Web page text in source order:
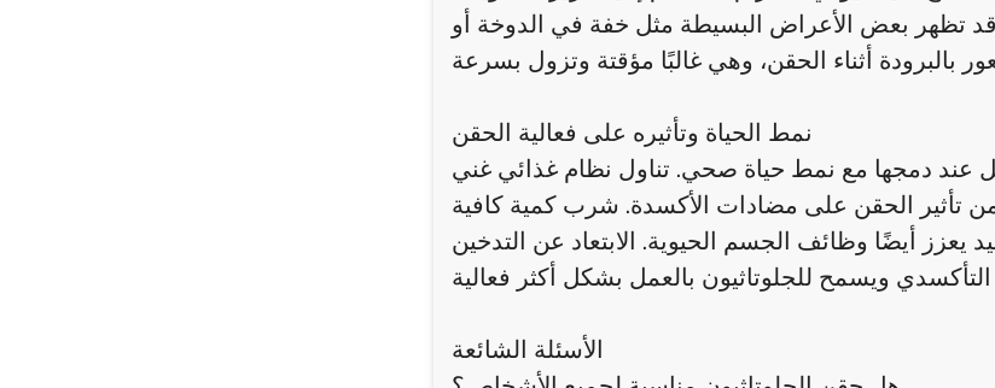
تظهر بعض الأعراض البسيطة مثل خفة في الدوخة أو
نمط الحياة وتأثيره على فعالية الحقن
عند دمجها مع نمط حياة صحي. تناول نظام غذائي غني
من تأثير الحقن على مضادات الأكسدة. شرب كمية كافية
يعزز أيضًا وظائف الجسم الحيوية. الابتعاد عن التدخين
الأسئلة الشائعة